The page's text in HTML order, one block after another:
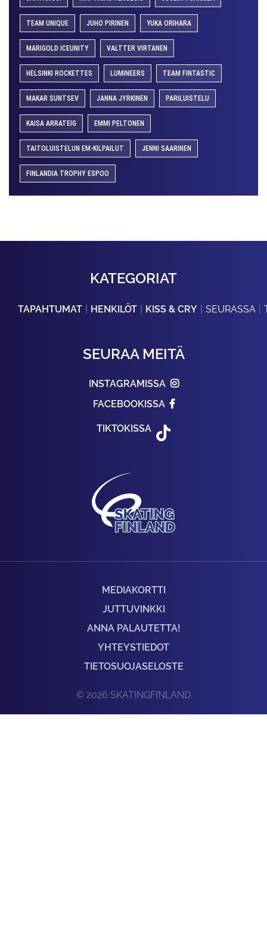
TEAM UNIQUE JUHO PIRINEN YUKA ORIHARA
MARIGOLD ICEUNITY VALTTER VIRTANEN
HELSINKI ROCKETTES LUMINEERS TEAM FINTASTIC
MAKAR SUNTSEV JANNA JYRKINEN PARILUISTELU
KAISA ARRATEIG EMMI PELTONEN
TAITOLUISTELUN EM-KILPAILUT JENNI SAARINEN
FINLANDIA TROPHY ESPOO
KATEGORIAT
TAPAHTUMAT HENKILÖT KISS & CRY SEURASSA
SEURAA MEITÄ
INSTAGRAMISSA
FACEBOOKISSA
TIKTOKISSA
MEDIAKORTTI
JUTTUVINKKI
ANNA PALAUTETTA!
YHTEYSTIEDOT
TIETOSUOJASELOSTE
© 2026 SKATINGFINLAND